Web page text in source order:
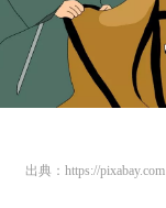
出典： https://pixabay.com